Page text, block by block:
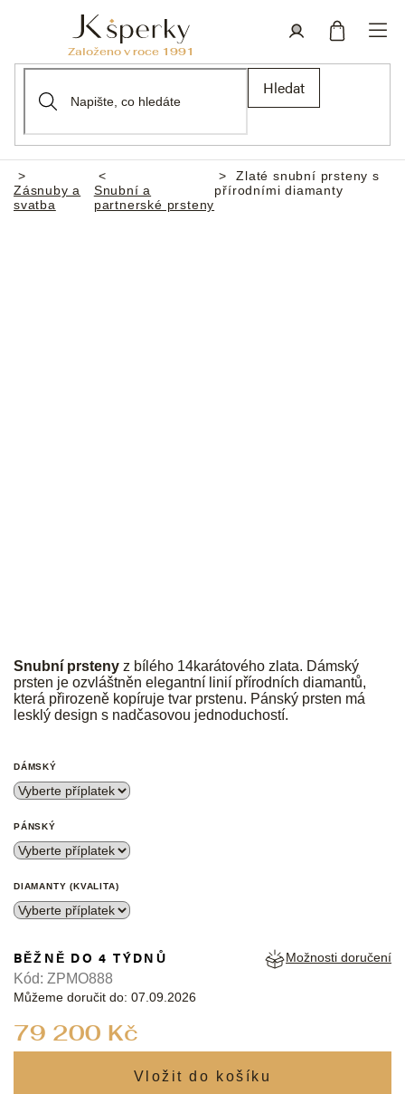
Hledat
Domů
Zásnuby a
svatba
Snubní a
partnerské prsteny
Zlaté snubní prsteny s
přírodními diamanty
Snubní prsteny z bílého 14karátového zlata. Dámský
prsten je ozvláštněn elegantní linií přírodních diamantů,
která přirozeně kopíruje tvar prstenu. Pánský prsten má
lesklý design s nadčasovou jednoduchostí.
DÁMSKÝ
PÁNSKÝ
DIAMANTY (KVALITA)
79 200 Kč
BĚŽNĚ DO 4 TÝDNŮ
Můžeme doručit do: 07.09.2026
Možnosti doručení
Kód: ZPMO888